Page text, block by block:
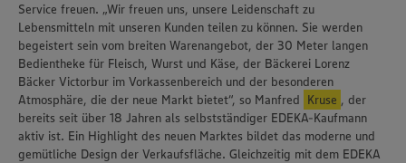
Service freuen. „Wir freuen uns, unsere Leidenschaft zu
Lebensmitteln mit unseren Kunden teilen zu können. Sie werden
begeistert sein vom breiten Warenangebot, der 30 Meter langen
Bedientheke für Fleisch, Wurst und Käse, der Bäckerei Lorenz
Bäcker Victorbur im Vorkassenbereich und der besonderen
Atmosphäre, die der neue Markt bietet“, so Manfred Kruse , der
bereits seit über 18 Jahren als selbstständiger EDEKA-Kaufmann
aktiv ist. Ein Highlight des neuen Marktes bildet das moderne und
gemütliche Design der Verkaufsfläche. Gleichzeitig mit dem EDEKA